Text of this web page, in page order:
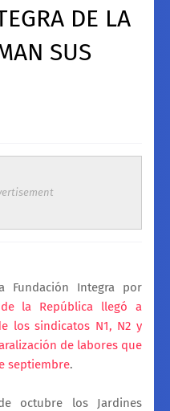
DE LA
SUS
Fundación Integra por
de la República llegó a
los sindicatos N1, N2 y
de labores que
septiembre.
octubre los Jardines